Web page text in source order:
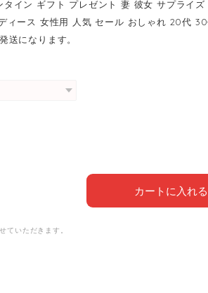
イン ギフト プレゼント 妻 彼女 サプライ
ィース 女性用 人気 セール おしゃれ 20代
送になります。
カートに入れる
ていただきます。